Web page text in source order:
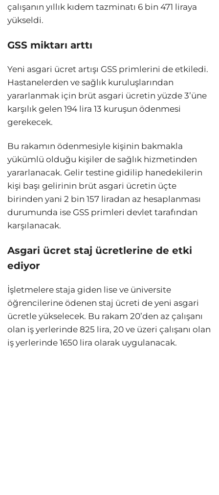
çalışanın yıllık kıdem tazminatı 6 bin 471 liraya
yükseldi.
GSS miktarı arttı
Yeni asgari ücret artışı GSS primlerini de etkiledi.
Hastanelerden ve sağlık kuruluşlarından
yararlanmak için brüt asgari ücretin yüzde 3’üne
karşılık gelen 194 lira 13 kuruşun ödenmesi
gerekecek.
Bu rakamın ödenmesiyle kişinin bakmakla
yükümlü olduğu kişiler de sağlık hizmetinden
yararlanacak. Gelir testine gidilip hanedekilerin
kişi başı gelirinin brüt asgari ücretin üçte
birinden yani 2 bin 157 liradan az hesaplanması
durumunda ise GSS primleri devlet tarafından
karşılanacak.
Asgari ücret staj ücretlerine de etki
ediyor
İşletmelere staja giden lise ve üniversite
öğrencilerine ödenen staj ücreti de yeni asgari
ücretle yükselecek. Bu rakam 20’den az çalışanı
olan iş yerlerinde 825 lira, 20 ve üzeri çalışanı olan
iş yerlerinde 1650 lira olarak uygulanacak.